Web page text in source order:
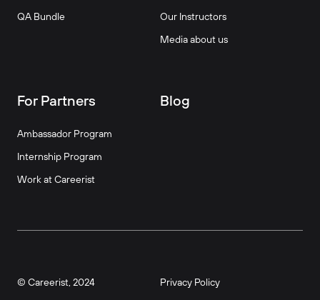
QA Bundle
Our Instructors
Media about us
For Partners
Ambassador Program
Internship Program
Work at Careerist
Blog
© Careerist, 2024
Privacy Policy